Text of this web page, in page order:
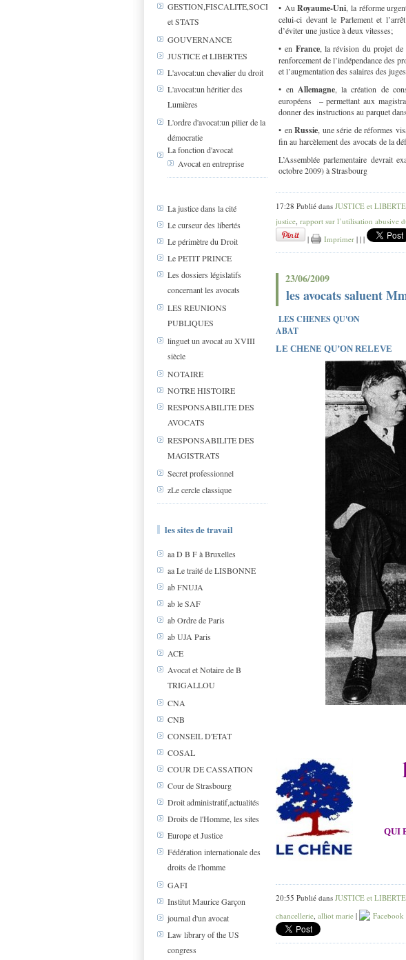
GESTION,FISCALITE,SOCIAL
et STATS
GOUVERNANCE
JUSTICE et LIBERTES
L'avocat:un chevalier du droit
L'avocat:un héritier des
Lumières
L'ordre d'avocat:un pilier de la
démocratie
La fonction d'avocat
Avocat en entreprise
La justice dans la cité
Le curseur des libertés
Le périmètre du Droit
Le PETIT PRINCE
Les dossiers législatifs
concernant les avocats
LES REUNIONS
PUBLIQUES
linguet un avocat au XVIII
siècle
NOTAIRE
NOTRE HISTOIRE
RESPONSABILITE DES
AVOCATS
RESPONSABILITE DES
MAGISTRATS
Secret professionnel
zLe cercle classique
les sites de travail
aa D B F à Bruxelles
aa Le traité de LISBONNE
ab FNUJA
ab le SAF
ab Ordre de Paris
ab UJA Paris
ACE
Avocat et Notaire de B
TRIGALLOU
CNA
CNB
CONSEIL D'ETAT
COSAL
COUR DE CASSATION
Cour de Strasbourg
Droit administratif,actualités
Droits de l'Homme, les sites
Europe et Justice
Fédération internationale des
droits de l'homme
GAFI
Institut Maurice Garçon
journal d'un avocat
Law library of the US
congress
• AuRoyaume-Uni, la réforme
celui-ci devant le Parlement et
d’éviter une justice à deux vitesses;
• en France, la révision du projet de
renforcement de l’indépendance des
et l’augmentation des salaires des
• en Allemagne, la création de
européens – permettant aux
donner des instructions au parquet
• enRussie, une série de réformes
fin au harcèlement des avocats de la
L’Assemblée parlementaire devrait
octobre 2009) à Strasbourg
17:28 Publié dans JUSTICE et
justice, rapport sur l’utilisation abusive
|
Imprimer | | |
23/06/2009
les avocats saluent
LES CHENES QU'ON
ABAT
LE CHENE QU’ON RELEVE
QUI
20:55 Publié dans JUSTICE et
chancellerie alliot marie | Facebook